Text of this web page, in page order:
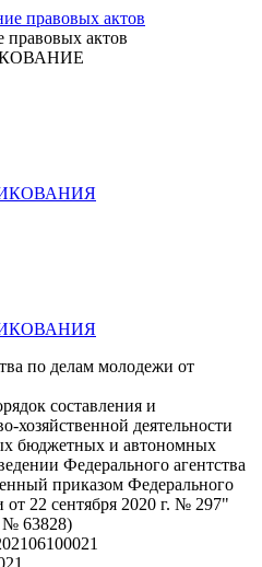
правовых актов
по делам молодежи от
составления и
хозяйственной деятельности
бюджетных и автономных
Федерального агентства
приказом Федерального
от 22 сентября 2020 г. № 297"
№ 63828)